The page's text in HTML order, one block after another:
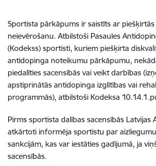
Sportista pārkāpums ir saistīts ar
neievērošanu. Atbilstoši Pasaules
(Kodekss) sportisti, kuriem piešķirta
antidopinga noteikumu pārkāpumu,
piedalīties sacensībās vai veikt darbības
apstiprinātās antidopinga izglītības vai
programmās), atbilstoši Kodeksa
Pirms sportista dalības sacensībās Latvijas
atkārtoti informēja sportistu par
sankcijām, kas var iestāties gadījumā, ja
sacensībās.